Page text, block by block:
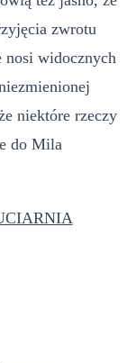
zwrotu
nosi widocznych
niektóre rzeczy
do Mila